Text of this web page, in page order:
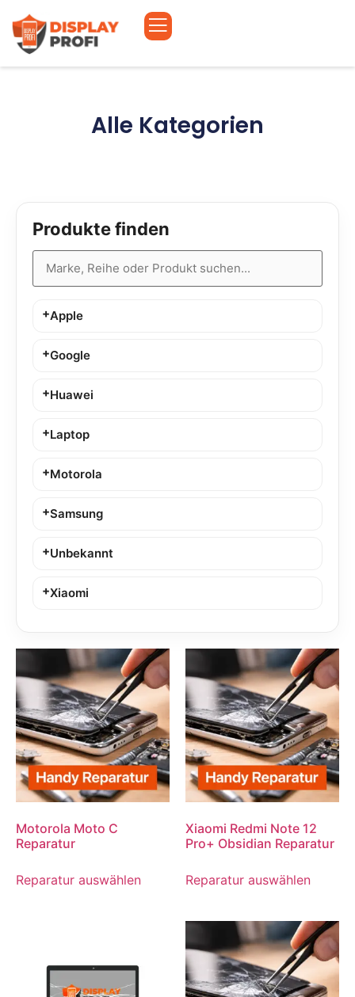
Alle Kategorien
Produkte finden
Apple
Google
Huawei
Laptop
Motorola
Samsung
Unbekannt
Xiaomi
Motorola Moto C
Reparatur
Reparatur auswählen
Xiaomi Redmi Note 12
Pro+ Obsidian Reparatur
Reparatur auswählen